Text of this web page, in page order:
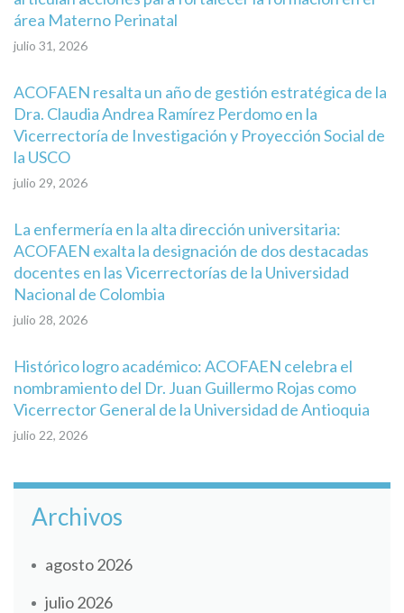
área Materno Perinatal
julio 31, 2026
ACOFAEN resalta un año de gestión estratégica de la
Dra. Claudia Andrea Ramírez Perdomo en la
Vicerrectoría de Investigación y Proyección Social de
la USCO
julio 29, 2026
La enfermería en la alta dirección universitaria:
ACOFAEN exalta la designación de dos destacadas
docentes en las Vicerrectorías de la Universidad
Nacional de Colombia
julio 28, 2026
Histórico logro académico: ACOFAEN celebra el
nombramiento del Dr. Juan Guillermo Rojas como
Vicerrector General de la Universidad de Antioquia
julio 22, 2026
Archivos
agosto 2026
julio 2026